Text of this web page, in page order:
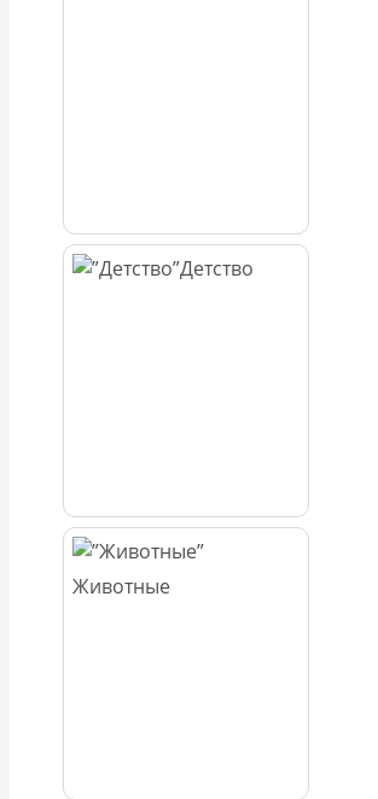
Детство
Животные